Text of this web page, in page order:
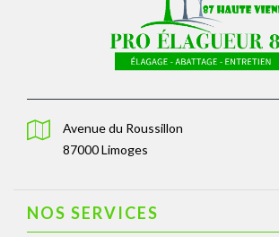
Avenue du Roussillon
87000 Limoges
NOS SERVICES